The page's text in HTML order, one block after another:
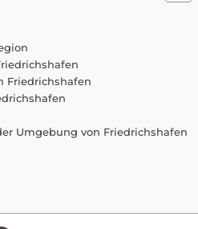
Friedrichshafen
Umgebung von Friedrichshafen